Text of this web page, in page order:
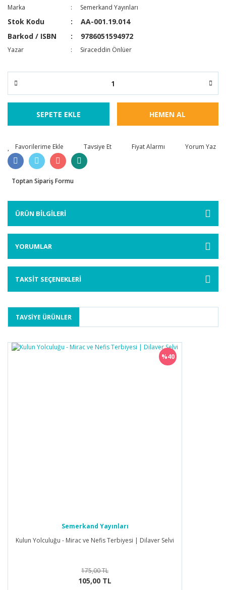
Marka
Semerkand Yayınları
Stok Kodu
AA-001.19.014
Barkod / ISBN
9786051594972
Yazar Siraceddin Önlüer
SEPETE EKLE HEMEN AL
Tavsiye Et Fiyat Alarmı Yorum Yaz
Toptan Sipariş Formu
ÜRÜN BİLGİLERİ
YORUMLAR
TAKSİT SEÇENEKLERİ
TAVSİYE ÜRÜNLER
%40
Semerkand Yayınları
Kulun Yolculuğu - Mirac ve Nefis Terbiyesi | Dilaver Selvi
175,00 TL
105,00 TL